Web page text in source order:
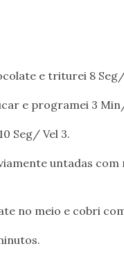
e triturei 8
e programei 3
Seg/ Vel 3.
untadas
no meio e cobri